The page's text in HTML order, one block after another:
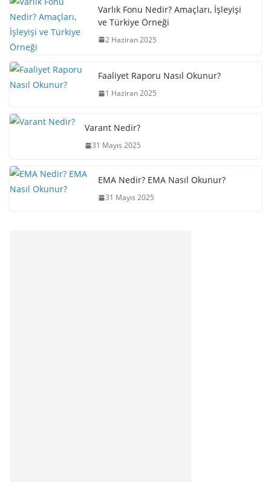
Varlık Fonu Nedir? Amaçları, İşleyişi
ve Türkiye Örneği
2 Haziran 2025
Faaliyet Raporu Nasıl Okunur?
1 Haziran 2025
Varant Nedir?
31 Mayıs 2025
EMA Nedir? EMA Nasıl Okunur?
31 Mayıs 2025